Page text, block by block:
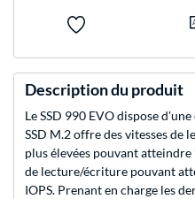
Description du produit
Le SSD 990 EVO dispose
SSD M.2 offre des vitesses de
plus élevées pouvant
de lecture/écriture pouvant
IOPS. Prenant en charge les